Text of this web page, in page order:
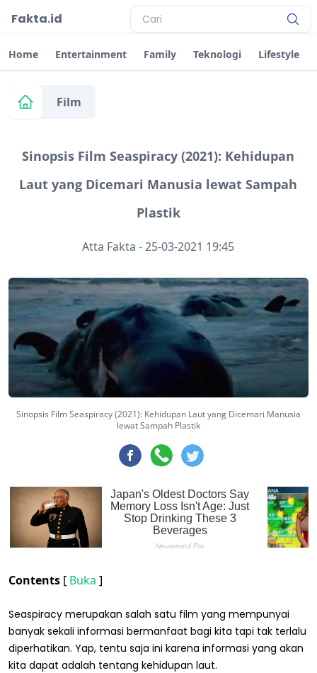
Fakta.id
Home Entertainment Family Teknologi Lifestyle
Film
Sinopsis Film Seaspiracy (2021): Kehidupan
Laut yang Dicemari Manusia lewat Sampah
Plastik
Atta Fakta -25-03-2021 19:45
Sinopsis Film Seaspiracy (2021): Kehidupan Laut yang Dicemari Manusia
lewat Sampah Plastik
Contents [ Buka ]
Seaspiracy merupakan salah satu film yang mempunyai
banyak sekali informasi bermanfaat bagi kita tapi tak terlalu
diperhatikan. Yap, tentu saja ini karena informasi yang akan
kita dapat adalah tentang kehidupan laut.